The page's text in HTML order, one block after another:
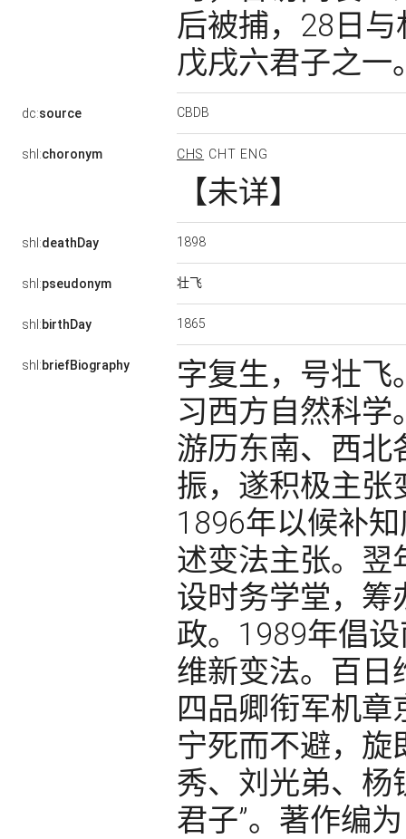
后被捕，28日
戊戌六君子之
dc:source CBDB
shl:choronym CHS CHT ENG
【未详】
shl:deathDay 1898
shl:pseudonym 壮飞
shl:birthDay 1865
shl:briefBiography
字复生，号壮飞
习西方自然科
游历东南、西北
振，遂积极主张
1896年以候补
述变法主张。翌
设时务学堂，筹
政。1989年倡
维新变法。百日
四品卿衔军机章
宁死而不避，旋
秀、刘光弟、杨
君子”。著作编